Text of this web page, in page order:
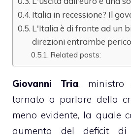
Italia in recessione? Il
L'Italia è di fronte ad un
direzioni entrambe
Related posts:
Giovanni Tria, ministro
tornato a parlare della
meno evidente, la quale
aumento del deficit